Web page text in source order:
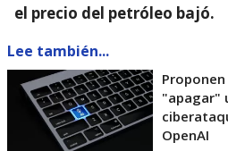
el precio del petróleo bajó.
Lee también...
Proponen
"apagar"
OpenAI